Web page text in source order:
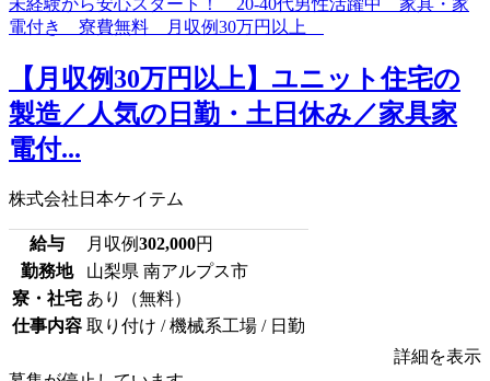
【月収例30万円以上】ユニット住宅の
製造／人気の日勤・土日休み／家具家
電付...
株式会社日本ケイテム
給与 月収例302,000円
勤務地
山梨県 南アルプス市
寮・社宅 あり（無料）
仕事内容 取り付け / 機械系工場 / 日勤
詳細を表示